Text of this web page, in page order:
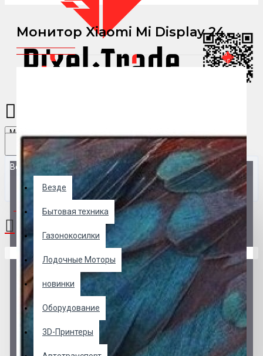
Menu
Везде
Везде
Бытовая техника
Газонокосилки
Лодочные Моторы
новинки
Оборудование
3D-Принтеры
0 товар(ов) - 0 р.
В корзине пусто!
Монитор Xiaomi Mi Display 24